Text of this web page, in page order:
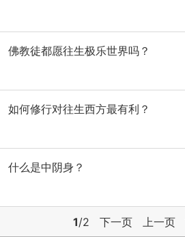
佛教徒都愿往生极乐世界吗？
如何修行对往生西方最有利？
什么是中阴身？
1/2 下一页 上一页